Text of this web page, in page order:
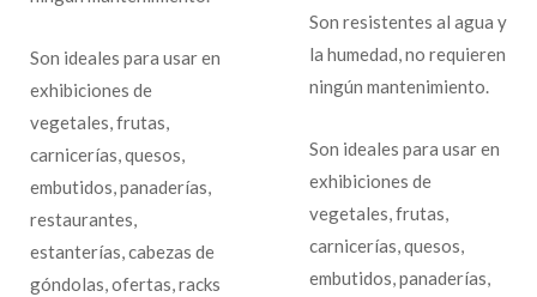
Son ideales para usar en
exhibiciones de
vegetales, frutas,
carnicerías, quesos,
embutidos, panaderías,
restaurantes,
estanterías, cabezas de
góndolas, ofertas, racks
Son resistentes al agua y
la humedad, no requieren
ningún mantenimiento.
Son ideales para usar en
exhibiciones de
vegetales, frutas,
carnicerías, quesos,
embutidos, panaderías,